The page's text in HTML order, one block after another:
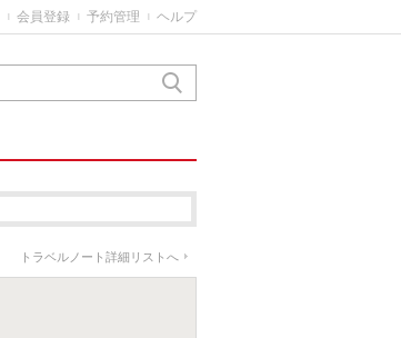
トラベルノート詳細リストへ
会員登録 予約管理 ヘルプ